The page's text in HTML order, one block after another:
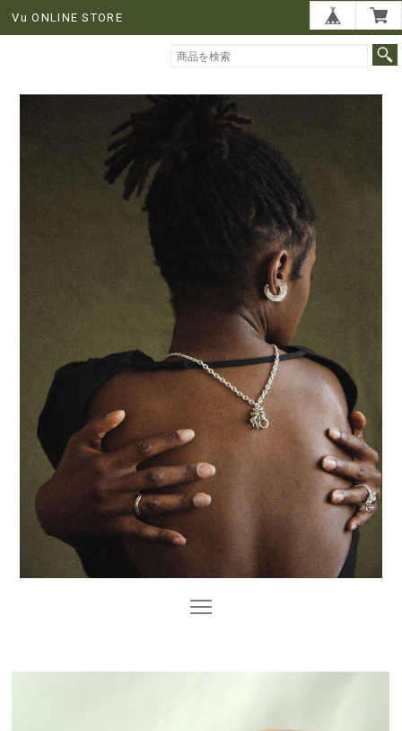
Vu ONLINE STORE